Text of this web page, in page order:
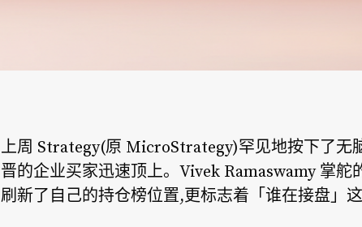
上周 Strategy(原 MicroStrategy)罕见地按下了
晋的企业买家迅速顶上。Vivek Ramaswamy 掌
刷新了自己的持仓榜位置,更标志着「谁在接盘」